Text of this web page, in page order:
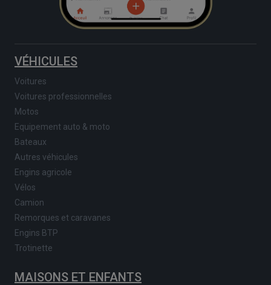
VÉHICULES
Voitures
Voitures professionnelles
Motos
Equipement auto & moto
Bateaux
Autres véhicules
Engins agricole
Vélos
Camion
Remorques et caravanes
Engins BTP
Trotinette
MAISONS ET ENFANTS